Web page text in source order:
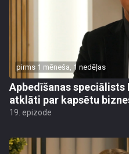
pirms 1 mēneša, 1 nedēļas
Apbedīšanas speciālists
atklāti par kapsētu
19. epizode